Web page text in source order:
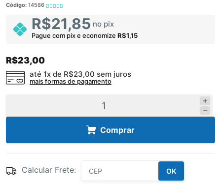
Código: 14586
R$21,85 no pix
Pague com pix e economize R$1,15
R$23,00
até 1x de R$23,00 sem juros
mais formas de pagamento
Comprar
Calcular Frete: OK